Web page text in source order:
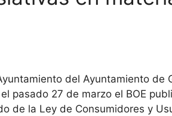
del Ayuntamiento de
pasado 27 de marzo el BOE
de la Ley de Consumidores y